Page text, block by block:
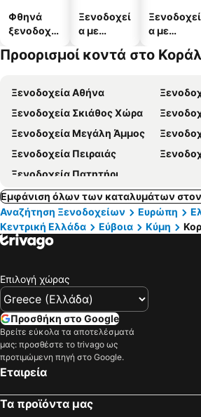
Φθηνά
ξενοδοχεί
Ξενοδοχεί
α με
Ξενοδοχεί
α με
Προορισμοί κοντά στο
Ξενοδοχεία Αθήνα
Ξενοδοχεία Σκιάθος Χώρα
Ξενοδοχεία Μεγάλη Άμμος
Ξενοδοχεία Πειραιάς
Ξενοδοχεία Πατητήρι
Εμφάνιση όλων των καταλυμάτων
Αναζήτηση Ξενοδοχείων
Ευρώπη
Κεντρική Ελλάδα
Εύβοια Κύμη
Επιλογή χώρας
Προσθήκη στο Google
Βρείτε εύκολα τα αποτελέσματά
μας: προσθέστε το trivago ως
προτιμώμενη πηγή στο Google.
Εταιρεία
Τα προϊόντα μας